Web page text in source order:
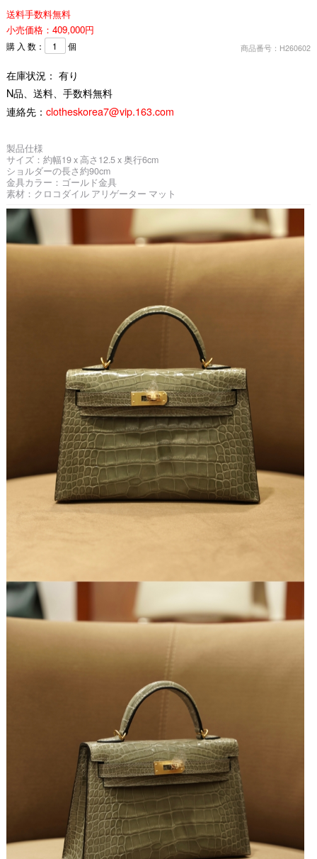
送料手数料無料
小売価格：409,000円
商品番号：H260602
購 入 数： 個
在庫状況： 有り
N品、送料、手数料無料
連絡先： clotheskorea7@vip.163.com
製品仕様
サイズ：約幅19 x 高さ12.5 x 奥行6cm
ショルダーの長さ約90cm
金具カラー：ゴールド金具
素材：クロコダイル アリゲーター マット